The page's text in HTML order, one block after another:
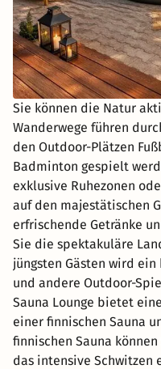
Sie können die Natur
Wanderwege führen
den Outdoor-Plätzen
Badminton gespielt
exklusive Ruhezonen
auf den majestätischen
erfrischende Getränke
Sie die spektakuläre
jüngsten Gästen wird
und andere Outdoor-
Sauna Lounge bietet
einer finnischen Sauna
finnischen Sauna
das intensive Schwitzen